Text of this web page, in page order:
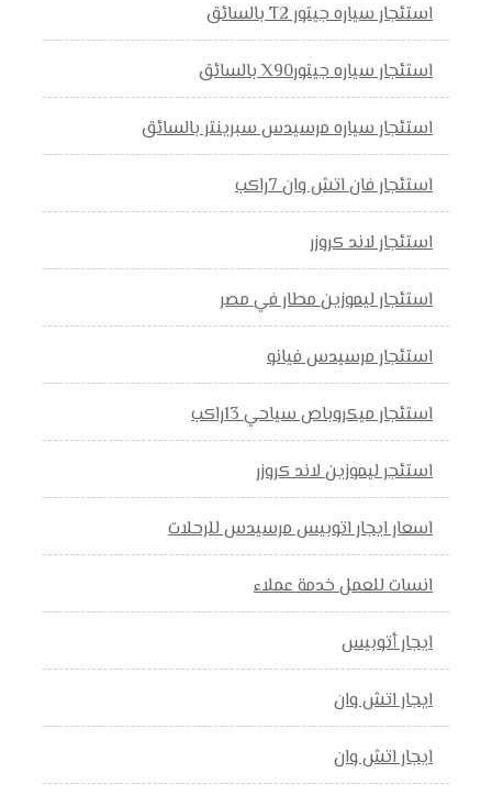
استئجار سياره جيتور T2 بالسائق
استئجار سياره جيتورX90 بالسائق
استئجار سياره مرسيدس سبرينتر بالسائق
استئجار فان اتش وان 7راكب
استئجار لاند كروزر
استئجار ليموزين مطار في مصر
استئجار مرسيدس فيانو
استئجار ميكروباص سياحي 13راكب
استئجر ليموزين لاند كروزر
اسعار ايجار اتوبيس مرسيدس للرحلات
انسات للعمل خدمة عملاء
ايجار أتوبيس
ايجار اتش وان
ايجار اتش وان